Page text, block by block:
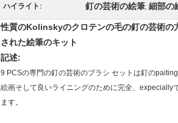
ハイライト: 釘の芸術の絵筆, 細部の
性質のKolinskyのクロテンの毛の釘の芸術の
された絵筆のキット
記述:
9 PCSの専門の釘の芸術のブラシ セットは釘の
絵画そして良いライニングのために完全、expecially
ます。